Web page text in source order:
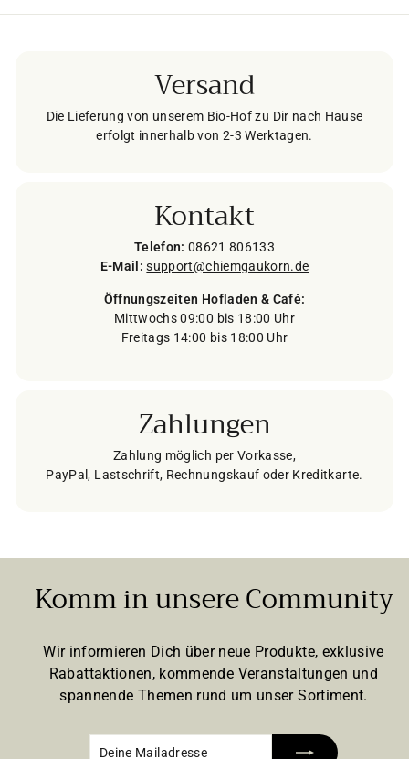
Versand
Die Lieferung von unserem Bio-Hof zu Dir nach Hause
erfolgt innerhalb von 2-3 Werktagen.
Kontakt
Telefon: 08621 806133
E-Mail: support@chiemgaukorn.de
Öffnungszeiten Hofladen & Café:
Mittwochs 09:00 bis 18:00 Uhr
Freitags 14:00 bis 18:00 Uhr
Zahlungen
Zahlung möglich per Vorkasse,
PayPal, Lastschrift, Rechnungskauf oder Kreditkarte.
Komm in unsere Community
Wir informieren Dich über neue Produkte, exklusive
Rabattaktionen, kommende Veranstaltungen und
spannende Themen rund um unser Sortiment.